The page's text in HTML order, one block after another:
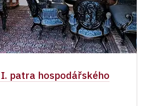
patra hospodářského